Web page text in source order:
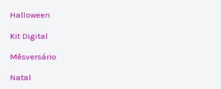
Halloween
Kit Digital
Mêsversário
Natal